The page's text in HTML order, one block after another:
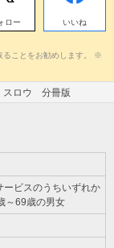
ロー いいね
ることをお勧めします。 ※
スロウ 分冊版
ービスのうちいずれか
～69歳の男女